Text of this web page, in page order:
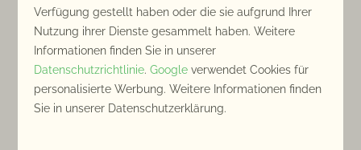
Radfahren in Zeeland
Es ist wirklich wunderbar, in Zeeland Fahrrad
zu fahren. Wussten Sie, dass Zeeland sogar
Verfügung gestellt haben oder die sie aufgrund Ihrer
Nutzung ihrer Dienste gesammelt haben. Weitere
Informationen finden Sie in unserer
Datenschutzrichtlinie.Google verwendet Cookies für
personalisierte Werbung. Weitere Informationen finden
Sie in unserer Datenschutzerklärung.